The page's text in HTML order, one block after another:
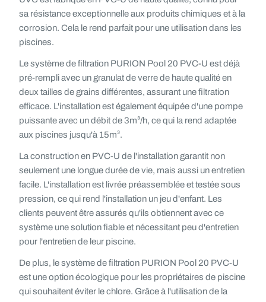
sa résistance exceptionnelle aux produits chimiques et à la
corrosion. Cela le rend parfait pour une utilisation dans les
piscines.
Le système de filtration PURION Pool 20 PVC-U est déjà
pré-rempli avec un granulat de verre de haute qualité en
deux tailles de grains différentes, assurant une filtration
efficace. L'installation est également équipée d'une pompe
puissante avec un débit de 3m³/h, ce qui la rend adaptée
aux piscines jusqu'à 15m³.
La construction en PVC-U de l'installation garantit non
seulement une longue durée de vie, mais aussi un entretien
facile. L'installation est livrée préassemblée et testée sous
pression, ce qui rend l'installation un jeu d'enfant. Les
clients peuvent être assurés qu'ils obtiennent avec ce
système une solution fiable et nécessitant peu d'entretien
pour l'entretien de leur piscine.
De plus, le système de filtration PURION Pool 20 PVC-U
est une option écologique pour les propriétaires de piscine
qui souhaitent éviter le chlore. Grâce à l'utilisation de la